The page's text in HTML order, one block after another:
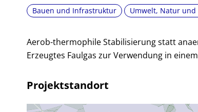
Bauen und Infrastruktur Umwelt, Natur und
Aerob-thermophile Stabilisierung statt
Erzeugtes Faulgas zur Verwendung in
Projektstandort